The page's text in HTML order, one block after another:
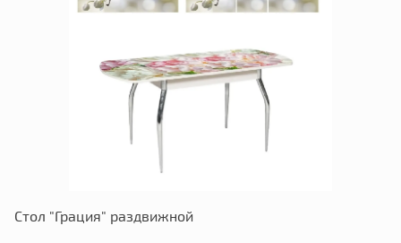
Стол "Грация" раздвижной